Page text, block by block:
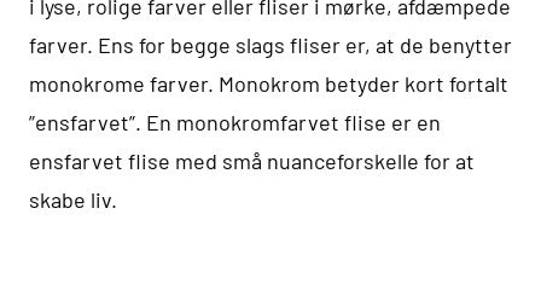
i lyse, rolige farver eller fliser i mørke, afdæmpede
farver. Ens for begge slags fliser er, at de benytter
monokrome farver. Monokrom betyder kort fortalt
”ensfarvet”. En monokromfarvet flise er en
ensfarvet flise med små nuanceforskelle for at
skabe liv.